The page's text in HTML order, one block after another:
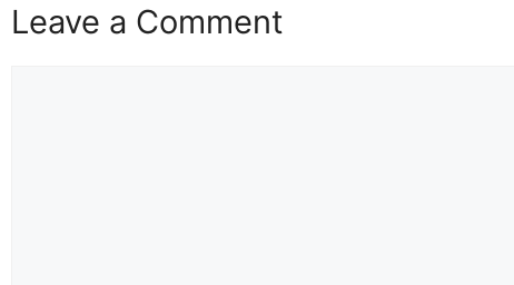
Leave a Comment